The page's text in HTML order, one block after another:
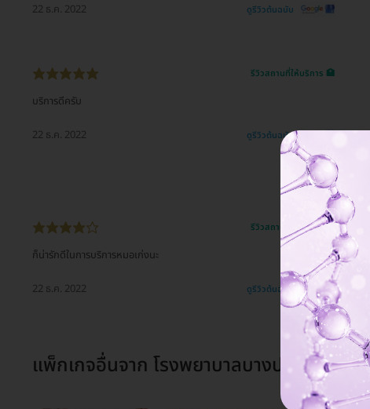
22 ธ.ค. 2022 ดูรีวิวต้นฉบับ
รีวิวสถานที่ให้บริการ 🏥
บริการดีครับ
22 ธ.ค. 2022 ดูรีวิวต้นฉบับ
รีวิวสถานที่ให้บริการ 🏥
ก็น่ารักดีในการบริการหมอเก่งนะ
22 ธ.ค. 2022 ดูรีวิวต้นฉบับ
แพ็กเกจอื่นจาก โรงพยาบาลบางปะกอก 8